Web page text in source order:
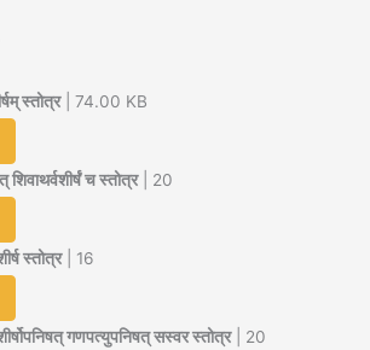
स्तोत्र| 74.00 KB
शिवाथर्वशीर्षं च स्तोत्र| 20
स्तोत्र| 16
गणपत्युपनिषत् सस्वर स्तोत्र| 20